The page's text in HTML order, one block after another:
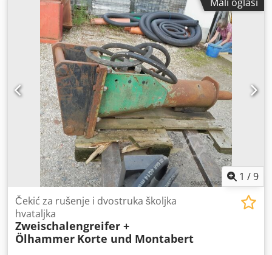
1 /9
Čekić za rušenje i dvostruka školjka
hvataljka
Zweischalengreifer +
Ölhammer Korte und Montabert